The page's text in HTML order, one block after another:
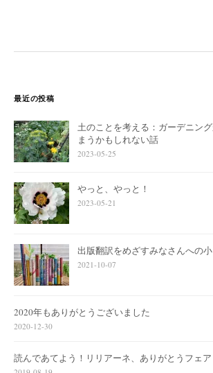
最近の投稿
土のことを考える：ガーデニン
まうかもしれない話
2023-05-25
やっと、やっと！
2023-05-21
出版翻訳をめざすみなさんへの
2021-10-07
2020年もありがとうございました
2020-12-30
読んであてよう！リリアーネ、ありがとうフェ